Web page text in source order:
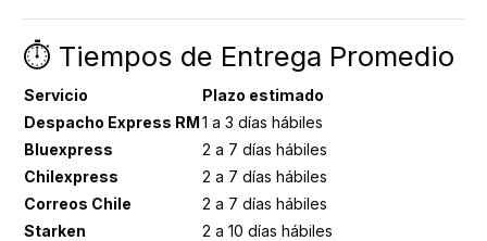
⏱️ Tiempos de Entrega Promedio
Servicio
Plazo estimado
Despacho Express RM1 a 3 días hábiles
Bluexpress
2 a 7 días hábiles
Chilexpress
2 a 7 días hábiles
Correos Chile
2 a 7 días hábiles
Starken
2 a 10 días hábiles